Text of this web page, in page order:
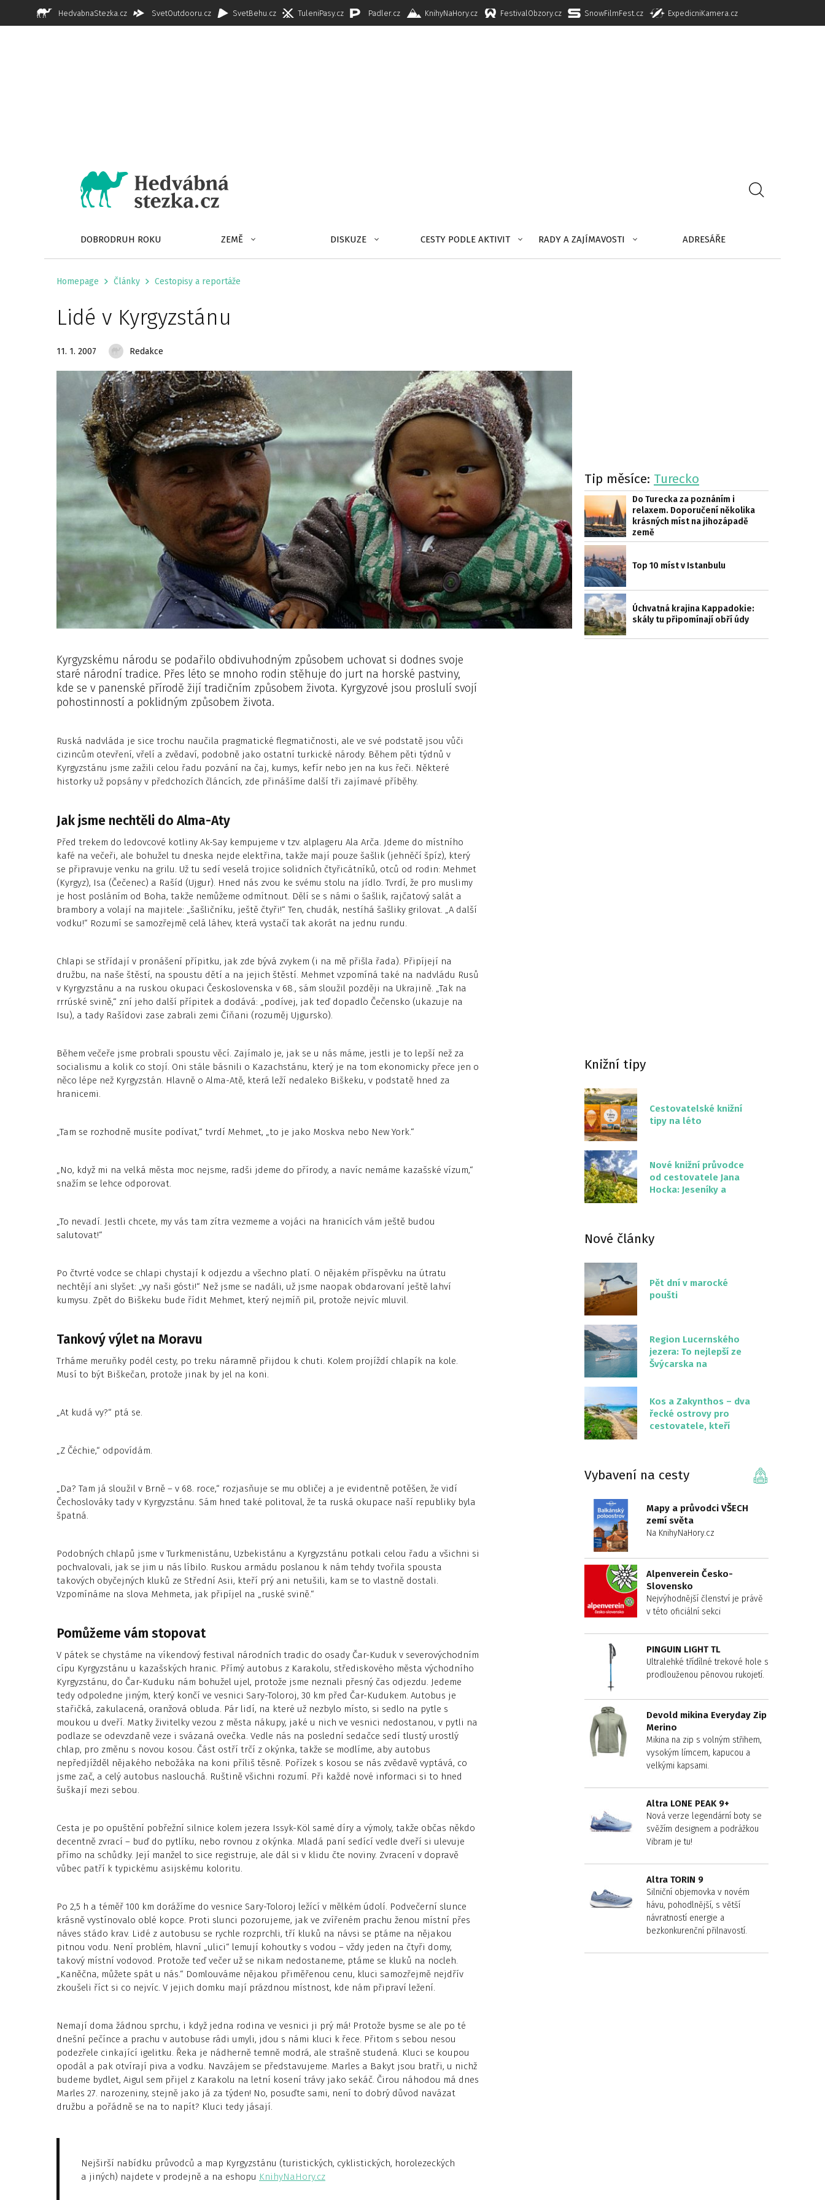
HedvabnaStezka.cz SvetOutdooru.cz SvetBehu.cz TuleniPasy.cz Padler.cz KnihyNaHory.cz FestivalObzory.cz SnowFilmFest.cz ExpedicniKamera.cz
DOBRODRUH ROKU ZEMĚ DISKUZE CESTY PODLE AKTIVIT RADY A ZAJÍMAVOSTI ADRESÁŘE
Homepage Články Cestopisy a reportáže
Lidé v Kyrgyzstánu
11. 1. 2007 Redakce
Kyrgyzskému národu se podařilo obdivuhodným způsobem uchovat si dodnes svoje
staré národní tradice. Přes léto se mnoho rodin stěhuje do jurt na horské pastviny,
kde se v panenské přírodě žijí tradičním způsobem života. Kyrgyzové jsou proslulí svojí
pohostinností a poklidným způsobem života.
Ruská nadvláda je sice trochu naučila pragmatické flegmatičnosti, ale ve své podstatě jsou vůči
cizincům otevření, vřelí a zvědaví, podobně jako ostatní turkické národy. Během pěti týdnů v
Kyrgyzstánu jsme zažili celou řadu pozvání na čaj, kumys, kefír nebo jen na kus řeči. Některé
historky už popsány v předchozích článcích, zde přinášíme další tři zajímavé příběhy.
Jak jsme nechtěli do Alma-Aty
Před trekem do ledovcové kotliny Ak-Say kempujeme v tzv. alplageru Ala Arča. Jdeme do místního
kafé na večeři, ale bohužel tu dneska nejde elektřina, takže mají pouze šašlik (jehněčí špíz), který
se připravuje venku na grilu. Už tu sedí veselá trojice solidních čtyřicátníků, otců od rodin: Mehmet
(Kyrgyz), Isa (Čečenec) a Rašíd (Ujgur). Hned nás zvou ke svému stolu na jídlo. Tvrdí, že pro muslimy
je host posláním od Boha, takže nemůžeme odmítnout. Dělí se s námi o šašlik, rajčatový salát a
brambory a volají na majitele: „šašličníku, ještě čtyři!“ Ten, chudák, nestíhá šašliky grilovat. „A další
vodku!“ Rozumí se samozřejmě celá láhev, která vystačí tak akorát na jednu rundu.
Chlapi se střídají v pronášení přípitku, jak zde bývá zvykem (i na mě přišla řada). Připíjejí na
družbu, na naše štěstí, na spoustu dětí a na jejich štěstí. Mehmet vzpomíná také na nadvládu Rusů
v Kyrgyzstánu a na ruskou okupaci Československa v 68., sám sloužil později na Ukrajině. „Tak na
rrrúské svině,“ zní jeho další přípitek a dodává: „podívej, jak teď dopadlo Čečensko (ukazuje na
Isu), a tady Rašídovi zase zabrali zemi Číňani (rozuměj Ujgursko).
Během večeře jsme probrali spoustu věcí. Zajímalo je, jak se u nás máme, jestli je to lepší než za
socialismu a kolik co stojí. Oni stále básnili o Kazachstánu, který je na tom ekonomicky přece jen o
něco lépe než Kyrgyzstán. Hlavně o Alma-Atě, která leží nedaleko Biškeku, v podstatě hned za
hranicemi.
„Tam se rozhodně musíte podívat,“ tvrdí Mehmet, „to je jako Moskva nebo New York.“
„No, když mi na velká města moc nejsme, radši jdeme do přírody, a navíc nemáme kazašské vízum,“
snažím se lehce odporovat.
„To nevadí. Jestli chcete, my vás tam zítra vezmeme a vojáci na hranicích vám ještě budou
salutovat!“
Po čtvrté vodce se chlapi chystají k odjezdu a všechno platí. O nějakém příspěvku na útratu
nechtějí ani slyšet: „vy naši gósti!“ Než jsme se nadáli, už jsme naopak obdarovaní ještě lahví
kumysu. Zpět do Biškeku bude řídit Mehmet, který nejmíň pil, protože nejvíc mluvil.
Tankový výlet na Moravu
Trháme meruňky podél cesty, po treku náramně přijdou k chuti. Kolem projíždí chlapík na kole.
Musí to být Biškečan, protože jinak by jel na koni.
„At kudá vy?“ ptá se.
„Z Čéchie,“ odpovídám.
„Da? Tam já sloužil v Brně – v 68. roce,“ rozjasňuje se mu obličej a je evidentně potěšen, že vidí
Čechoslováky tady v Kyrgyzstánu. Sám hned také politoval, že ta ruská okupace naší republiky byla
špatná.
Podobných chlapů jsme v Turkmenistánu, Uzbekistánu a Kyrgyzstánu potkali celou řadu a všichni si
pochvalovali, jak se jim u nás líbilo. Ruskou armádu poslanou k nám tehdy tvořila spousta
takových obyčejných kluků ze Střední Asii, kteří prý ani netušili, kam se to vlastně dostali.
Vzpomínáme na slova Mehmeta, jak připíjel na „ruské svině.“
Pomůžeme vám stopovat
V pátek se chystáme na víkendový festival národních tradic do osady Čar-Kuduk v severovýchodním
cípu Kyrgyzstánu u kazašských hranic. Přímý autobus z Karakolu, střediskového města východního
Kyrgyzstánu, do Čar-Kuduku nám bohužel ujel, protože jsme neznali přesný čas odjezdu. Jedeme
tedy odpoledne jiným, který končí ve vesnici Sary-Toloroj, 30 km před Čar-Kudukem. Autobus je
stařičká, zakulacená, oranžová obluda. Pár lidí, na které už nezbylo místo, si sedlo na pytle s
moukou u dveří. Matky živitelky vezou z města nákupy, jaké u nich ve vesnici nedostanou, v pytli na
podlaze se odevzdaně veze i svázaná ovečka. Vedle nás na poslední sedačce sedí tlustý urostlý
chlap, pro změnu s novou kosou. Část ostří trčí z okýnka, takže se modlíme, aby autobus
nepředjížděl nějakého nebožáka na koni příliš těsně. Pořízek s kosou se nás zvědavě vyptává, co
jsme zač, a celý autobus naslouchá. Ruštině všichni rozumí. Při každé nové informaci si to hned
šuškají mezi sebou.
Cesta je po opuštění pobřežní silnice kolem jezera Issyk-Köl samé díry a výmoly, takže občas někdo
decentně zvrací – buď do pytlíku, nebo rovnou z okýnka. Mladá paní sedící vedle dveří si ulevuje
přímo na schůdky. Její manžel to sice registruje, ale dál si v klidu čte noviny. Zvracení v dopravě
vůbec patří k typickému asijskému koloritu.
Po 2,5 h a téměř 100 km dorážíme do vesnice Sary-Toloroj ležící v mělkém údolí. Podvečerní slunce
krásně vystínovalo oblé kopce. Proti slunci pozorujeme, jak ve zvířeném prachu ženou místní přes
náves stádo krav. Lidé z autobusu se rychle rozprchli, tří kluků na návsi se ptáme na nějakou
pitnou vodu. Není problém, hlavní „ulici“ lemují kohoutky s vodou – vždy jeden na čtyři domy,
takový místní vodovod. Protože teď večer už se nikam nedostaneme, ptáme se kluků na nocleh.
„Kaněčna, můžete spát u nás.“ Domlouváme nějakou přiměřenou cenu, kluci samozřejmě nejdřív
zkoušeli říct si co nejvíc. V jejich domku mají prázdnou místnost, kde nám připraví ležení.
Nemají doma žádnou sprchu, i když jedna rodina ve vesnici ji prý má! Protože bysme se ale po té
dnešní pečínce a prachu v autobuse rádi umyli, jdou s námi kluci k řece. Přitom s sebou nesou
podezřele cinkající igelitku. Řeka je nádherně temně modrá, ale strašně studená. Kluci se koupou
opodál a pak otvírají piva a vodku. Navzájem se představujeme. Marles a Bakyt jsou bratři, u nichž
budeme bydlet, Aigul sem přijel z Karakolu na letní kosení trávy jako sekáč. Čirou náhodou má dnes
Marles 27. narozeniny, stejně jako já za týden! No, posuďte sami, není to dobrý důvod navázat
družbu a pořádně se na to napít? Kluci tedy jásají.
Nejširší nabídku průvodců a map Kyrgyzstánu (turistických, cyklistických, horolezeckých
a jiných) najdete v prodejně a na eshopu KnihyNaHory.cz
Tip měsíce: Turecko
Do Turecka za poznáním i
relaxem. Doporučení několika
krásných míst na jihozápadě
země
Top 10 míst v Istanbulu
Úchvatná krajina Kappadokie:
skály tu připomínají obří údy
Knižní tipy
Cestovatelské knižní
tipy na léto
Nové knižní průvodce
od cestovatele Jana
Hocka: Jeseníky a
Nové články
Pět dní v marocké
poušti
Region Lucernského
jezera: To nejlepší ze
Švýcarska na
Kos a Zakynthos – dva
řecké ostrovy pro
cestovatele, kteří
Vybavení na cesty
Mapy a průvodci VŠECH
zemí světa
Na KnihyNaHory.cz
Alpenverein Česko-
Slovensko
Nejvýhodnější členství je právě
v této oficiální sekci
PINGUIN LIGHT TL
Ultralehké třídílné trekové hole s
prodlouženou pěnovou rukojetí.
Devold mikina Everyday Zip
Merino
Mikina na zip s volným střihem,
vysokým límcem, kapucou a
velkými kapsami.
Altra LONE PEAK 9+
Nová verze legendární boty se
svěžím designem a podrážkou
Vibram je tu!
Altra TORIN 9
Silniční objemovka v novém
hávu, pohodlnější, s větší
návratností energie a
bezkonkurenční přilnavostí.